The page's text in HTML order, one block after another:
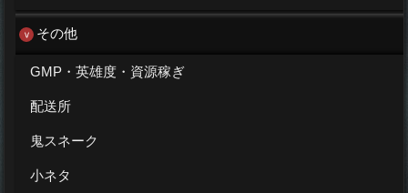
その他
GMP・英雄度・資源稼ぎ
配送所
鬼スネーク
小ネタ